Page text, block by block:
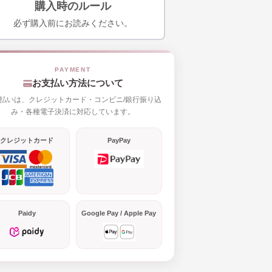
購入時のルール
必ず購入前にお読みください。
お支払い方法について
いは、クレジットカード・コンビニ/銀行振り込
み・各種電子決済に対応しています。
クレジットカード PayPay
Paidy Google Pay / Apple Pay